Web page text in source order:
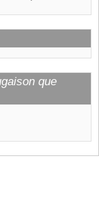
que